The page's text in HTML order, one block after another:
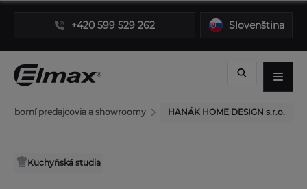
+420 599 529 262 Slovenština
Odborní predajcovia a showroomy HANÁK HOME DESIGN s.r.o.
Kuchyňská studia